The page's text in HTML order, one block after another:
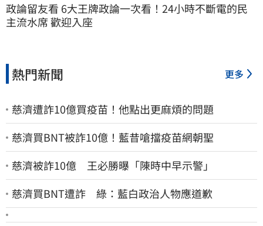
政論留友看 6大王牌政論一次看！24小時不斷電的民
主流水席 歡迎入座
熱門新聞 更多
慈濟遭詐10億買疫苗！他點出更麻煩的問題
慈濟買BNT被詐10億！藍昔嗆擋疫苗網朝聖
慈濟被詐10億 王必勝曝「陳時中早示警」
慈濟買BNT遭詐 綠：藍白政治人物應道歉